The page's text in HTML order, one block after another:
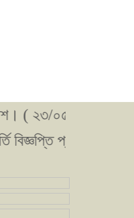
০৫/২০২৬ )
প্রকাশ। ( ২৩/০৫/